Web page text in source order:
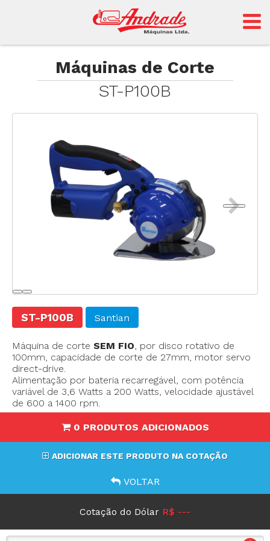
Andrade
Máquinas de Corte
ST-P100B
ST-P100B Santian
Máquina de corte SEM FIO, por disco rotativo de
100mm, capacidade de corte de 27mm, motor servo
direct-drive.
Alimentação por bateria recarregável, com potência
variável de 3,6 Watts a 200 Watts, velocidade ajustável
de 600 a 1400 rpm.
0 PRODUTOS ADICIONADOS
ADICIONAR ESTE PRODUTO NA COTAÇÃO
VOLTAR
Cotação do Dólar R$ ---